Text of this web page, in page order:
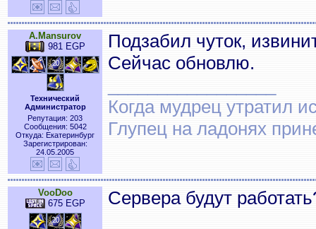
A.Mansurov
981 EGP
Технический
Администратор
Репутация: 203
Сообщения: 5042
Откуда: Екатеринбург
Зарегистрирован:
24.05.2005
Подзабил чуток,
Сейчас обновлю.
Когда мудрец утратил
Глупец на ладонях
VooDoo
675 EGP
Сервера будут